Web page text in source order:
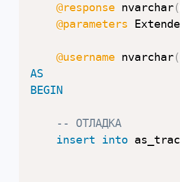
@response nvarchar(
@parameters
@username nvarchar(
AS
BEGIN
-- ОТЛАДКА
insert into